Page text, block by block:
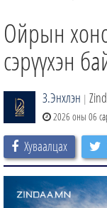
ӨГЛӨӨНИЙ СОНИН
АУДИО ЗОХИОЛ
ЗИНДАА СЭТГҮҮЛ
Ойрын
сэрүүхэн
З.Энхлэн |
2026 оны 06
Хуваалцах